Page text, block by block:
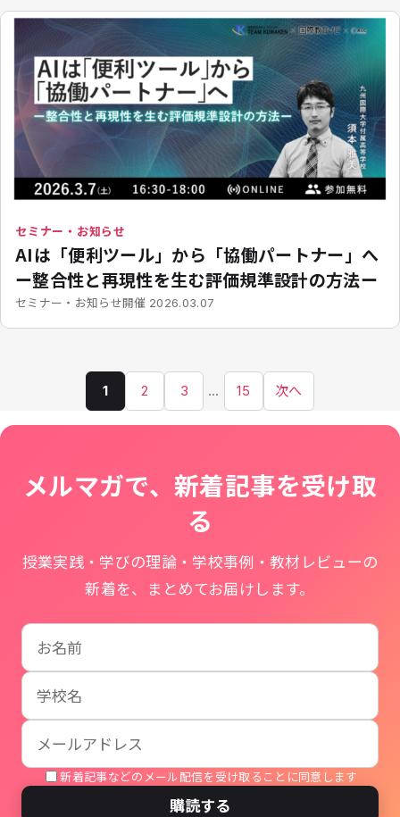
セミナー・お知らせ
AIは「便利ツール」から「協働パートナー」へ
ー整合性と再現性を生む評価規準設計の方法ー
セミナー・お知らせ開催 2026.03.07
ペ
ジ
送
り
1 2 3 … 15 次へ
メルマガで、新着記事を受け取
る
授業実践・学びの理論・学校事例・教材レビューの
新着を、まとめてお届けします。
お名前
学校名
メールアドレス
新着記事などのメール配信を受け取ることに同意します
購読する